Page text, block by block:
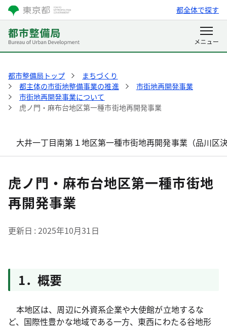
都全体で探す
都市整備局トップ
まちづくり
都主体の市街地整備事業の推進
市街地再開発事業
市街地再開発事業について
虎ノ門・麻布台地区第一種市街地再開発事業
大井一丁目南第１地区第一種市街地再開発事業（品川区
虎ノ門・麻布台地区第一種市街地
再開発事業
更新日 2025年10月31日
1．概要
本地区は、周辺に外資系企業や大使館が立地するな
ど、国際性豊かな地域である一方、東西にわたる谷地形